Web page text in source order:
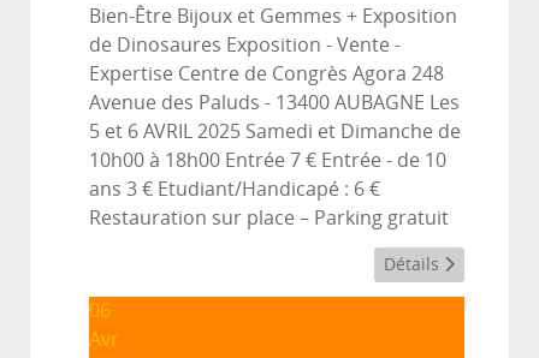
Bien-Être Bijoux et Gemmes + Exposition
de Dinosaures Exposition - Vente -
Expertise Centre de Congrès Agora 248
Avenue des Paluds - 13400 AUBAGNE Les
5 et 6 AVRIL 2025 Samedi et Dimanche de
10h00 à 18h00 Entrée 7 € Entrée - de 10
ans 3 € Etudiant/Handicapé : 6 €
Restauration sur place – Parking gratuit
Détails
06
Avr